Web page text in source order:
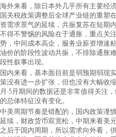
海外来看，除日本外几乎所有主要经
国关税政策调整后全球产业链的重塑
资需求景气的延续，共振复苏在短期
不得不警惕的风险在于通胀，重点关
势，中间成本高企，服务业薪资增速
油价的阶段性波动共振，不排除通胀
段性叙事出现。
国内来看，基本面目前是弱预期弱现
策没有进一步扩张，但也没有大幅收
月-5月期间的数据还是非常值得关注
的总体特征没有变化。
中美周期节奏是错配的，国内政策谨
延续，财政货币双宽松，中期来看美
之后于国内周期，所以需求向外看，